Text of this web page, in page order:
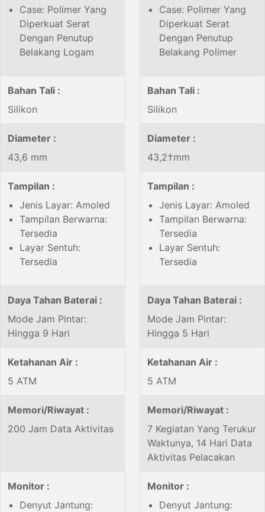
Case: Polimer Yang
Diperkuat Serat
Dengan Penutup
Belakang Logam
Case: Polimer Yang
Diperkuat Serat
Dengan Penutup
Belakang Polimer
Bahan Tali :
Silikon
Bahan Tali :
Silikon
Diameter :
43,6 mm
Diameter :
43,2†mm
Tampilan :
Jenis Layar: Amoled
Tampilan Berwarna:
Tersedia
Layar Sentuh:
Tersedia
Tampilan :
Jenis Layar: Amoled
Tampilan Berwarna:
Tersedia
Layar Sentuh:
Tersedia
Daya Tahan Baterai :
Mode Jam Pintar:
Hingga 9 Hari
Daya Tahan Baterai :
Mode Jam Pintar:
Hingga 5 Hari
Ketahanan Air :
5 ATM
Ketahanan Air :
5 ATM
Memori/Riwayat :
200 Jam Data Aktivitas
Memori/Riwayat :
7 Kegiatan Yang Terukur
Waktunya, 14 Hari Data
Aktivitas Pelacakan
Monitor :
Denyut Jantung:
Monitor :
Denyut Jantung: